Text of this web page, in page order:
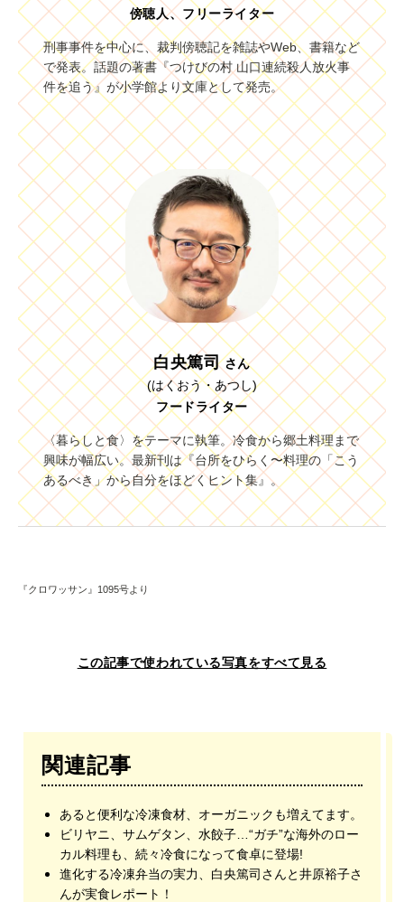
傍聴人、フリーライター
刑事事件を中心に、裁判傍聴記を雑誌やWeb、書籍など
で発表。話題の著書『つけびの村 山口連続殺人放火事
件を追う』が小学館より文庫として発売。
白央篤司 さん
(はくおう・あつし)
フードライター
〈暮らしと食〉をテーマに執筆。冷食から郷土料理まで
興味が幅広い。最新刊は『台所をひらく〜料理の「こう
あるべき」から自分をほどくヒント集』。
『クロワッサン』1095号より
この記事で使われている写真をすべて見る
関連記事
あると便利な冷凍食材、オーガニックも増えてます。
ビリヤニ、サムゲタン、水餃子…“ガチ”な海外のロー
カル料理も、続々冷食になって食卓に登場!
進化する冷凍弁当の実力、白央篤司さんと井原裕子さ
んが実食レポート！